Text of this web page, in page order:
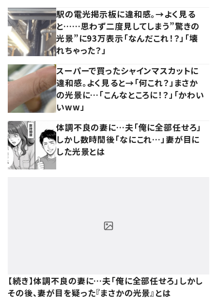
駅の電光掲示板に違和感。→よく見る
と……思わず二度見してしまう”驚きの
光景”に93万表示「なんだこれ！？」「壊
れちゃった？」
スーパーで買ったシャインマスカットに
違和感。よく見ると→「何これ？」まさか
の光景に…「こんなところに！？」「かわい
いww」
体調不良の妻に…夫「俺に全部任せろ」
しかし数時間後「なにこれ…」妻が目に
した光景とは
【続き】体調不良の妻に…夫「俺に全部任せろ」しかし
その後、妻が目を疑った『まさかの光景』とは